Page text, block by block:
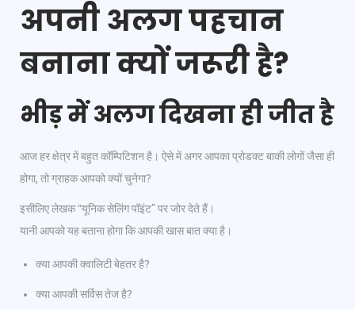
अपनी अलग पहचान
बनाना क्यों जरूरी है?
भीड़ में अलग दिखना ही जीत है
आज हर क्षेत्र में बहुत कॉम्पिटिशन है। ऐसे में अगर आपका प्रोडक्ट बाकी लोगों जैसा ही
होगा, तो ग्राहक आपको क्यों चुनेगा?
इसीलिए लेखक “यूनिक सेलिंग पॉइंट” पर जोर देते हैं।
यानी आपको यह बताना होगा कि आपकी खास बात क्या है।
क्या आपकी क्वालिटी बेहतर है?
क्या आपकी सर्विस तेज है?